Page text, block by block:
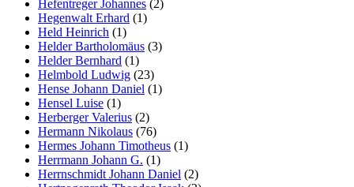
Hefentreger Johannes (2)
Hegenwalt Erhard (1)
Held Heinrich (1)
Helder Bartholomäus (3)
Helder Bernhard (1)
Helmbold Ludwig (23)
Hense Johann Daniel (1)
Hensel Luise (1)
Herberger Valerius (2)
Hermann Nikolaus (76)
Hermes Johann Timotheus (1)
Herrmann Johann G. (1)
Herrnschmidt Johann Daniel (2)